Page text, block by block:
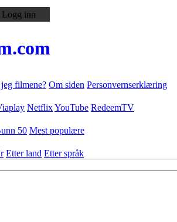
Logg inn
.com
filmene? Om siden Personvernserklæring
NetflixYouTube RedeemTV
50 Mest populære
Etter land Etter språk